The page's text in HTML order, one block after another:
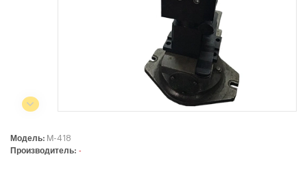
220004, г. Минск, ул. Западная,
с 8:00 до 17:00, сб, вс - выходной
СЕЛЬСКОХОЗЯЙСТВЕННАЯ ТЕХНИКА
Модель: М-418
Производитель: -